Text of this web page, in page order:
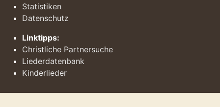
Statistiken
Datenschutz
Linktipps:
Christliche Partnersuche
Liederdatenbank
Kinderlieder